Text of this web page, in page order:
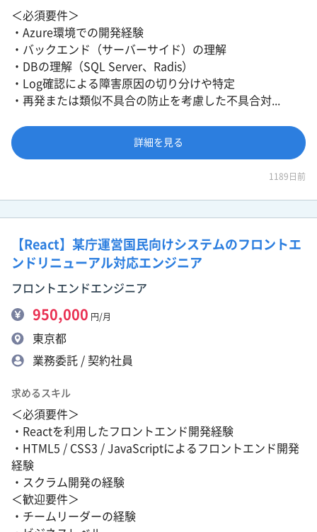
＜必須要件＞
・Azure環境での開発経験
・バックエンド（サーバーサイド）の理解
・DBの理解（SQL Server、Radis）
・Log確認による障害原因の切り分けや特定
・再発または類似不具合の防止を考慮した不具合対...
詳細を見る
1189日前
【React】某庁運営国民向けシステムのフロントエ
ンドリニューアル対応エンジニア
フロントエンドエンジニア
950,000 円/月
東京都
業務委託 / 契約社員
求めるスキル
＜必須要件＞
・Reactを利用したフロントエンド開発経験
・HTML5 / CSS3 / JavaScriptによるフロントエンド開発
経験
・スクラム開発の経験
＜歓迎要件＞
・チームリーダーの経験